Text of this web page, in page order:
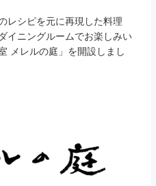
レシピを元に再現した料理
イニングルームでお楽しみい
メレルの庭」を開設しまし